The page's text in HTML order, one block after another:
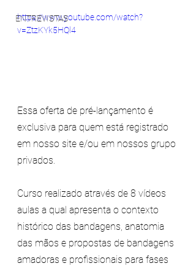
ENTREVISTAS
https://www.youtube.com/watch?
v=ZtzKYk5HQl4
Essa oferta de pré-lançamento é
exclusiva para quem está registrado
em nosso site e/ou em nossos grupo
privados.
Curso realizado através de 8 vídeos
aulas a qual apresenta o contexto
histórico das bandagens, anatomia
das mãos e propostas de bandagens
amadoras e profissionais para fases